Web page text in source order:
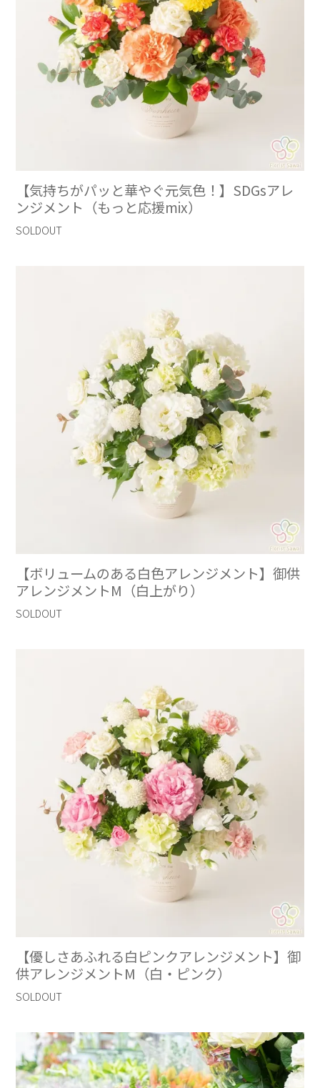
【気持ちがパッと華やぐ元気色！】SDGsアレ
ンジメント（もっと応援mix）
SOLDOUT
【ボリュームのある白色アレンジメント】御供
アレンジメントM（白上がり）
SOLDOUT
【優しさあふれる白ピンクアレンジメント】御
供アレンジメントM（白・ピンク）
SOLDOUT